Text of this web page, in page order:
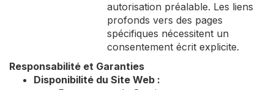
autorisation préalable. Les liens
profonds vers des pages
spécifiques nécessitent un
consentement écrit explicite.
Responsabilité et Garanties
Disponibilité du Site Web :